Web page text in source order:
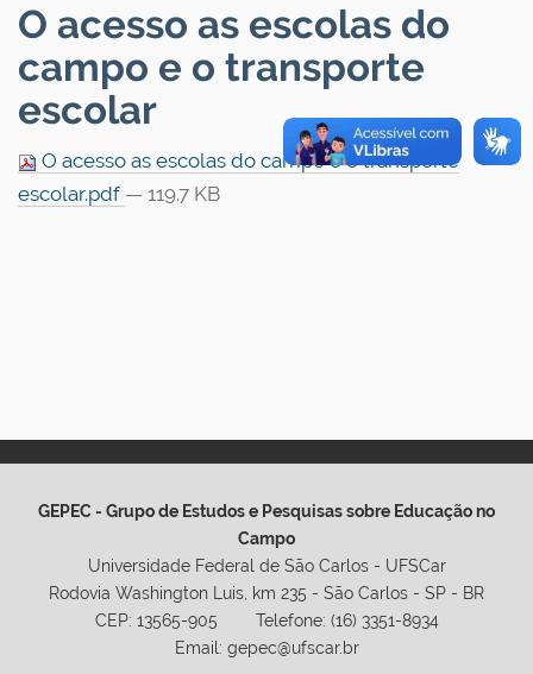
O acesso as escolas do
campo e o transporte
escolar
O acesso as escolas do campo e o transporte
escolar.pdf — 119.7 KB
GEPEC - Grupo de Estudos e Pesquisas sobre Educação no
Campo
Universidade Federal de São Carlos - UFSCar
Rodovia Washington Luis, km 235 - São Carlos - SP - BR
CEP: 13565-905 Telefone: (16) 3351-8934
Email: gepec@ufscar.br